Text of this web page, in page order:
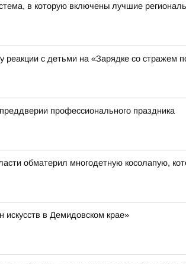
в которую включены лучшие
с детьми на «Зарядке со стражем
профессионального праздника
обматерил многодетную косолапую,
в Демидовском крае»